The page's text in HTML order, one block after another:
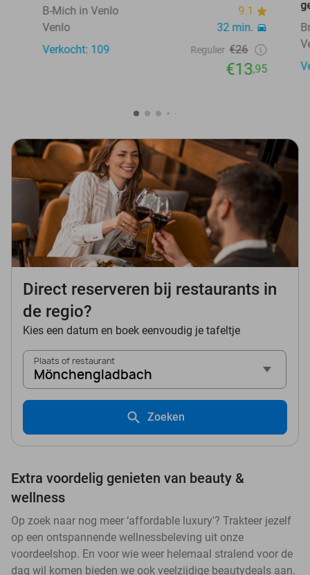
B-Mich in Venlo
9.1
Venlo
32 min.
Verkocht: 109
Regulier €26
€13,95
Direct reserveren bij restaurants in
de regio?
Kies een datum en boek eenvoudig je tafeltje
Plaats of restaurant
Mönchengladbach
Zoeken
Extra voordelig genieten van beauty &
wellness
Op zoek naar nog meer ‘affordable luxury'? Trakteer jezelf
op een ontspannende wellnessbeleving uit onze
voordeelshop. En voor wie weer helemaal stralend voor de
dag wil komen bieden we ook veelzijdige beautydeals aan.